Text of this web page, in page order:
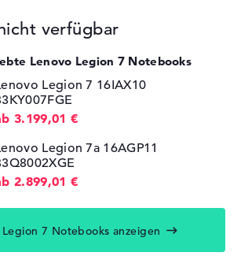
verfügbar
Lenovo Legion 7 Notebooks
Legion 7 16IAX10
3.199,01 €
Legion 7a 16AGP11
2.899,01 €
7 Notebooks anzeigen